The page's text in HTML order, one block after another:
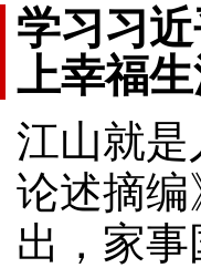
学习习
上幸福
江山就
论述摘
出，家